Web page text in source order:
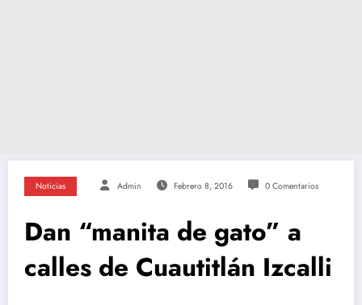
Noticias Admin Febrero 8, 2016 0 Comentarios
Dan “manita de gato” a
calles de Cuautitlán Izcalli